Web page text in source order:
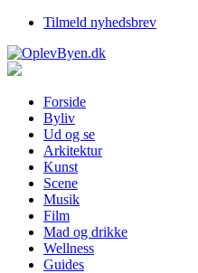
Tilmeld nyhedsbrev
Forside
Byliv
Ud og se
Arkitektur
Kunst
Scene
Musik
Film
Mad og drikke
Wellness
Guides